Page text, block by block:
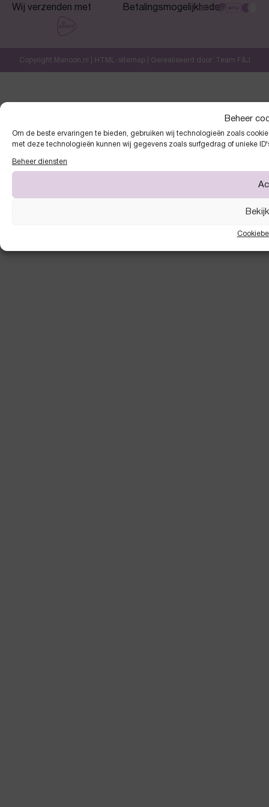
Beheer
Om de beste ervaringen te bieden, gebruiken wij technologieën zoals
met deze technologieën kunnen wij gegevens zoals surfgedrag of unieke
Beheer diensten
Wij verzenden met Betalingsmogelijkheden
Copyright Manoon.nl | HTML-sitemap| Gerealiseerd door: Team F&J